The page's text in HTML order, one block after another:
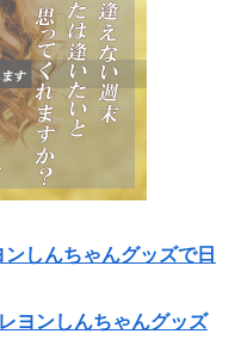
しんちゃんグッズで日
ヨンしんちゃんグッズ